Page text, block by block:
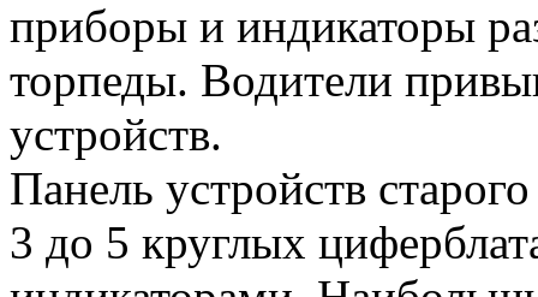
приборы и индикаторы
торпеды. Водители
устройств.
Панель устройств
3 до 5 круглых